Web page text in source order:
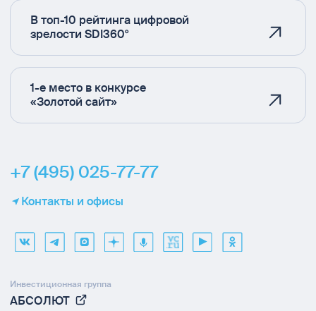
В топ-10 рейтинга цифровой
зрелости SDI360°
1-е место в конкурсе
«Золотой сайт»
+7 (495) 025-77-77
Контакты и офисы
Инвестиционная группа
АБСОЛЮТ